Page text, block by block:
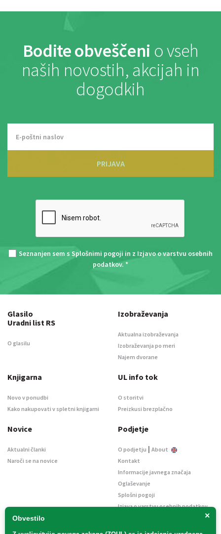
Bodite obveščeni o vseh
naših novostih, akcijah in
dogodkih
PRIJAVA
Seznanjen sem s Splošnimi pogoji in z Izjavo o varstvu osebnih
podatkov. *
×
Obvestilo
Glasilo
Uradni list RS
O glasilu
Izobraževanja
Aktualna izobraževanja
Izobraževanja po meri
Najem dvorane
Knjigarna
Novo v ponudbi
Kako nakupovati v spletni knjigarni
UL info tok
O storitvi
Preizkusi brezplačno
Novice
Aktualni članki
Naroči se na novice
Podjetje
O podjetju | About
Kontakt
Informacije javnega značaja
Oglaševanje
Splošni pogoji
Izjava o varstvu osebnih podatkov